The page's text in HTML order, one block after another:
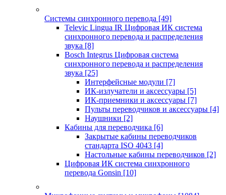
Системы синхронного перевода [49]
Televic Lingua IR Цифровая ИК система
синхронного перевода и распределения
звука [8]
Bosch Integrus Цифровая система
синхронного перевода и распределения
звука [25]
Интерфейсные модули [7]
ИК-излучатели и аксессуары [5]
ИК-приемники и аксессуары [7]
Пульты переводчиков и аксессуары [4]
Наушники [2]
Кабины для переводчика [6]
Закрытые кабины переводчиков
стандарта ISO 4043 [4]
Настольные кабины переводчиков [2]
Цифровая ИК система синхронного
перевода Gonsin [10]